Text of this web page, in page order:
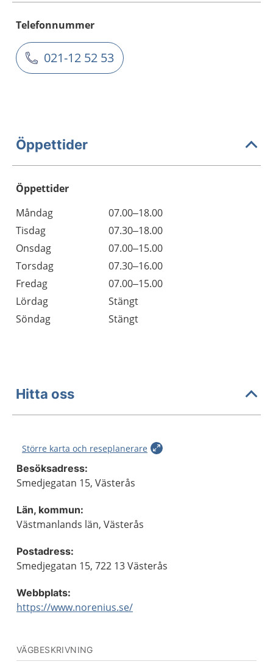
Telefonnummer
021-12 52 53
Öppettider
Öppettider
Dag
Öppettider
Kommentarer
Måndag
07.00–18.00
Tisdag
07.30–18.00
Onsdag
07.00–15.00
Torsdag
07.30–16.00
Fredag
07.00–15.00
Lördag
Stängt
Söndag
Stängt
Hitta oss
Större karta och reseplanerare
Besöksadress:
Smedjegatan 15, Västerås
Län, kommun:
Västmanlands län, Västerås
Postadress:
Smedjegatan 15, 722 13 Västerås
Webbplats:
https://www.norenius.se/
VÄGBESKRIVNING